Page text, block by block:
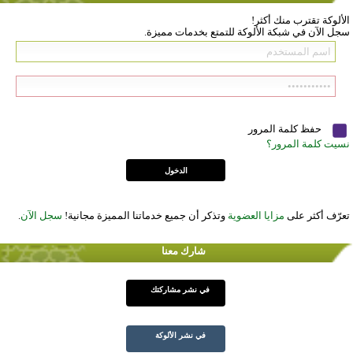
الألوكة تقترب منك أكثر!
سجل الآن في شبكة الألوكة للتمتع بخدمات مميزة.
حفظ كلمة المرور
نسيت كلمة المرور؟
تعرّف أكثر على مزايا العضوية وتذكر أن جميع خدماتنا المميزة مجانية! سجل الآن.
شارك معنا
في نشر مشاركتك
في نشر الألوكة